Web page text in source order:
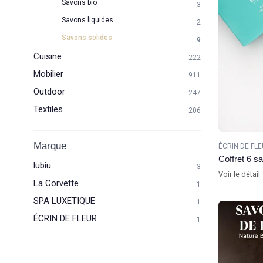
Savons bio
3
Savons liquides
2
Savons solides
9
Cuisine 222
Mobilier 911
Outdoor 247
Textiles 206
Marque
lubiu 3
La Corvette 1
SPA LUXETIQUE 1
ÉCRIN DE FLEUR 1
ÉCRIN DE
Coffret 6
Voir le détail